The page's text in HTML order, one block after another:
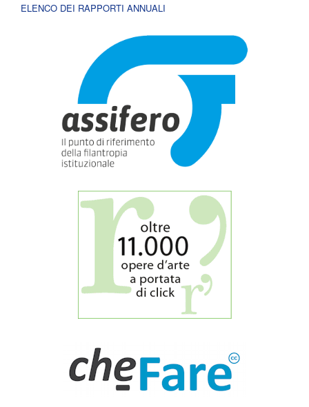
ELENCO DEI RAPPORTI ANNUALI